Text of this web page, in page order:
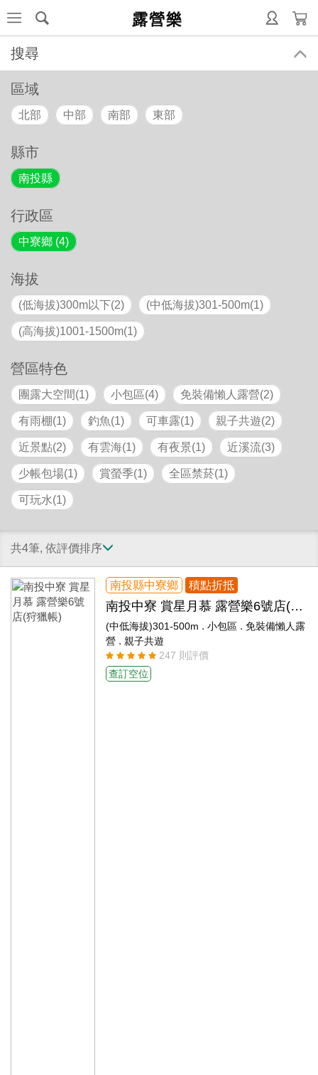
露營樂
搜尋
區域
北部 中部 南部 東部
縣市
南投縣
行政區
中寮鄉 (4)
海拔
(低海拔)300m以下(2) (中低海拔)301-500m(1)
(高海拔)1001-1500m(1)
營區特色
團露大空間(1) 小包區(4) 免裝備懶人露營(2)
有雨棚(1) 釣魚(1) 可車露(1) 親子共遊(2)
近景點(2) 有雲海(1) 有夜景(1) 近溪流(3)
少帳包場(1) 賞螢季(1) 全區禁菸(1)
可玩水(1)
共4筆, 依評價排序
南投縣中寮鄉 積點折抵
南投中寮 賞星月慕 露營樂6號店(狩
獵帳)
(中低海拔)301-500m .小包區 .免裝備懶人露
營 .親子共遊
247 則評價
查訂空位